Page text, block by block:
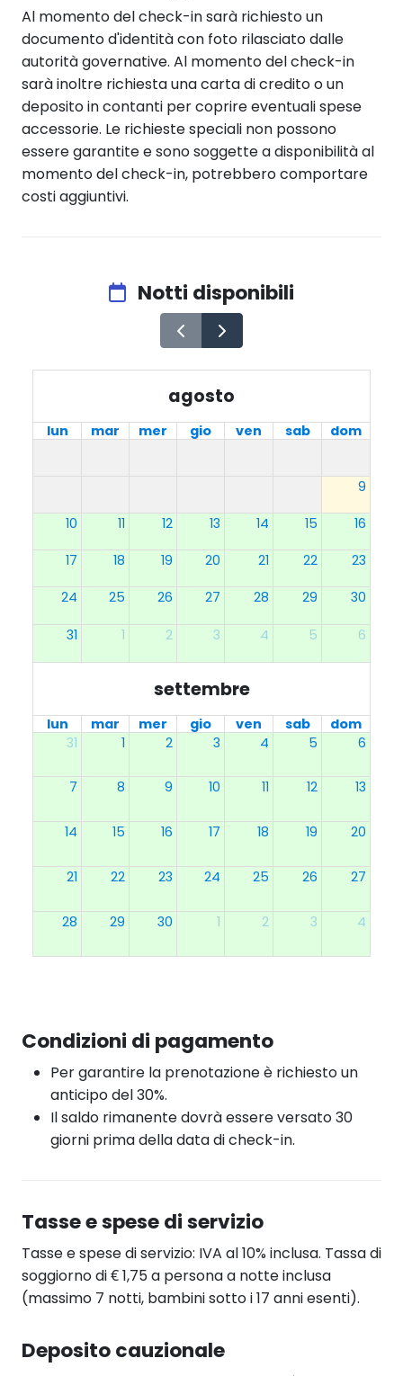
Al momento del check-in sarà richiesto un
documento d'identità con foto rilasciato dalle
autorità governative. Al momento del check-in
sarà inoltre richiesta una carta di credito o un
deposito in contanti per coprire eventuali spese
accessorie. Le richieste speciali non possono
essere garantite e sono soggette a disponibilità al
momento del check-in, potrebbero comportare
costi aggiuntivi.
Notti disponibili
agosto
lun mar mer gio ven sab dom
9
10 11 12 13 14 15 16
17 18 19 20 21 22 23
24 25 26 27 28 29 30
31 1 2 3 4 5 6
settembre
lun mar mer gio ven sab
dom
31
1 2 3 4 5 6
7 8 9 10 11 12 13
14 15 16 17 18 19 20
21 22 23 24 25 26 27
28 29 30 1 2 3 4
Condizioni di pagamento
Per garantire la prenotazione è richiesto un
anticipo del 30%.
Il saldo rimanente dovrà essere versato 30
giorni prima della data di check-in.
Tasse e spese di servizio
Tasse e spese di servizio: IVA al 10% inclusa. Tassa di
soggiorno di € 1,75 a persona a notte inclusa
(massimo 7 notti, bambini sotto i 17 anni esenti).
Deposito cauzionale